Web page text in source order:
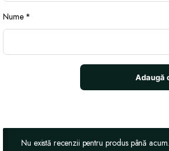
Nume *
Nu există recenzii pentru produs până acum.